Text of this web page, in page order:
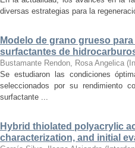
diversas estrategias para la
Modelo de grano grueso
surfactantes de
Bustamante Rendon, Rosa Angelica (
Se estudiaron las condiciones
seleccionados por su rendimiento
surfactante ...
Hybrid thiolated polyacrylic
characterization, and initial